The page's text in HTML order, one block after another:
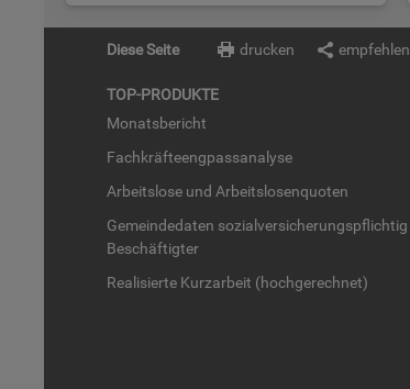
Diese Seite drucken empfehlen
TOP-PRO­DUK­TE
Mo­nats­be­richt
Fach­kräf­te­eng­pass­ana­ly­se
Ar­beits­lo­se und Ar­beits­lo­sen­quo­ten
Ge­mein­de­da­ten so­zi­al­ver­si­che­rungs­pflich­tig
Be­schäf­tig­ter
Rea­li­sier­te Kurz­ar­beit (hoch­ge­rech­net)